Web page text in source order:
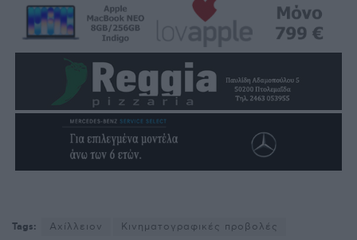
Tags: Αχίλλειον
Κινηματογραφικές προβολές